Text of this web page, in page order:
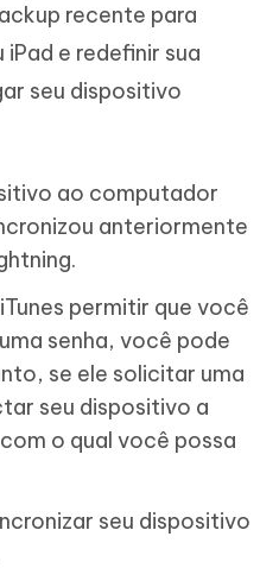
recente para
iPad e redefinir sua
seu dispositivo
ao computador
anteriormente
permitir que você
senha, você pode
se ele solicitar uma
seu dispositivo a
o qual você possa
seu dispositivo